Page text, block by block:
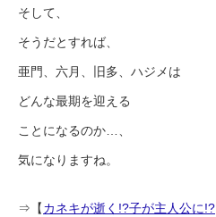
そして、
そうだとすれば、
亜門、六月、旧多、ハジメは
どんな最期を迎える
ことになるのか…、
気になりますね。
⇒【カネキが逝く!?子が主人公に!?